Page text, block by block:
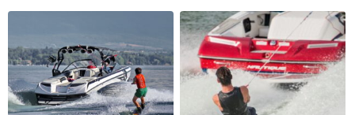
prix :
à
CHF 767.00